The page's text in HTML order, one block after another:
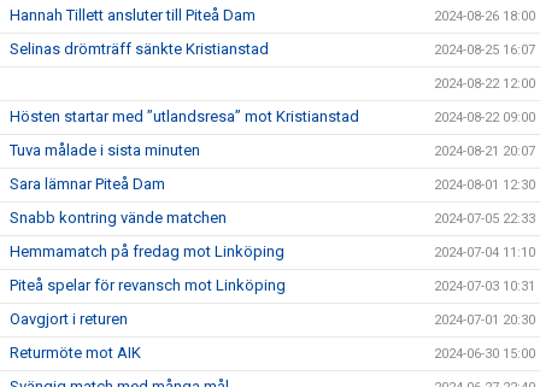
Hannah Tillett ansluter till Piteå Dam 2024-08-26 18:00
Selinas drömträff sänkte Kristianstad 2024-08-25 16:07
2024-08-22 12:00
Hösten startar med ”utlandsresa” mot Kristianstad 2024-08-22 09:00
Tuva målade i sista minuten 2024-08-21 20:07
Sara lämnar Piteå Dam 2024-08-01 12:30
Snabb kontring vände matchen 2024-07-05 22:33
Hemmamatch på fredag mot Linköping 2024-07-04 11:10
Piteå spelar för revansch mot Linköping 2024-07-03 10:31
Oavgjort i returen 2024-07-01 20:30
Returmöte mot AIK 2024-06-30 15:00